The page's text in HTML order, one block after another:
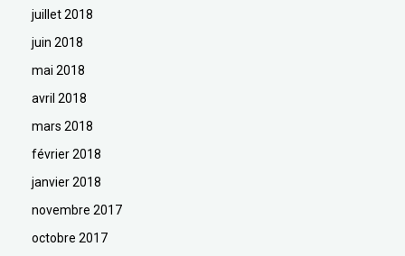
juillet 2018
juin 2018
mai 2018
avril 2018
mars 2018
février 2018
janvier 2018
novembre 2017
octobre 2017